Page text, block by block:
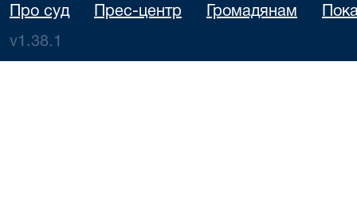
Про суд Прес-центр Громадянам
v1.38.1